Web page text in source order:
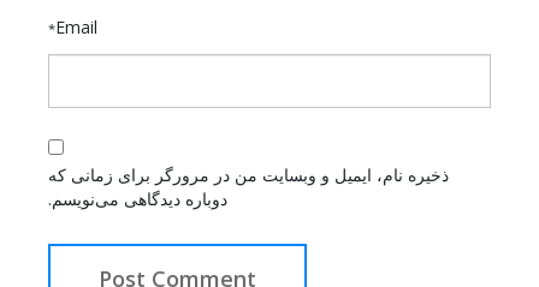
Email
*
ذخیره نام، ایمیل و وبسایت من در مرورگر برای زمانی که
دوباره دیدگاهی می‌نویسم.